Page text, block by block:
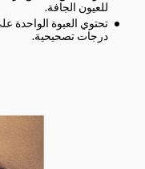
للعيون الجافة.
درجات تصحيحية.